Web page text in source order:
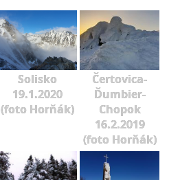
Solisko
19.1.2020
(foto Horňák)
Čertovica-
Ďumbier-
Chopok
16.2.2019
(foto Horňák)